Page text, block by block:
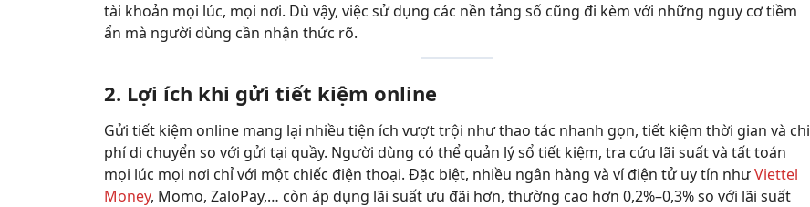
tài khoản mọi lúc, mọi nơi. Dù vậy, việc sử dụng các nền tảng số cũng đi kèm với những nguy cơ tiềm
ẩn mà người dùng cần nhận thức rõ.
2. Lợi ích khi gửi tiết kiệm online
Gửi tiết kiệm online mang lại nhiều tiện ích vượt trội như thao tác nhanh gọn, tiết kiệm thời gian và chi
phí di chuyển so với gửi tại quầy. Người dùng có thể quản lý sổ tiết kiệm, tra cứu lãi suất và tất toán
mọi lúc mọi nơi chỉ với một chiếc điện thoại. Đặc biệt, nhiều ngân hàng và ví điện tử uy tín nhưViettel
Money, Momo, ZaloPay,… còn áp dụng lãi suất ưu đãi hơn, thường cao hơn 0,2%–0,3% so với lãi suất